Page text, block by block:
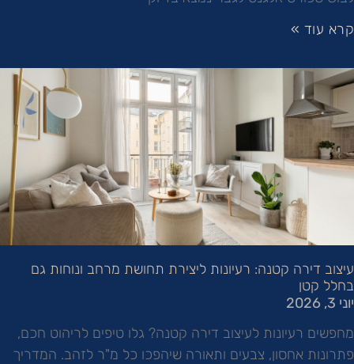
קרא עוד »
עיצוב דירה קטנה: רעיונות ליצירת תחושת מרחב ונוחות גם
בחלל קטן
יוני 3, 2026
מחפשים רעיונות לעיצוב דירה קטנה? גלו טיפים לריהוט חכם,
פתרונות אחסון, צבעים ותאורה שיהפכו כל מ"ר לזהב. המדריך